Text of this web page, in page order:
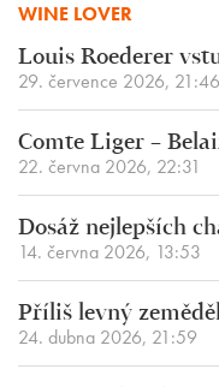
WINE LOVER
Louis Roederer
29. července 2026, 21:46
Comte Liger –
22. června 2026, 22:31
Dosáž nejlepších
14. června 2026, 13:53
Příliš levný
24. dubna 2026, 21:59